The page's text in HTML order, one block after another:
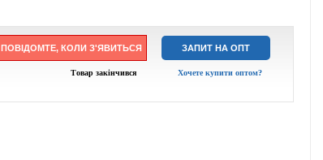
ПОВІДОМТЕ, КОЛИ З'ЯВИТЬСЯ ЗАПИТ НА ОПТ
Товар закінчився
Хочете купити оптом?